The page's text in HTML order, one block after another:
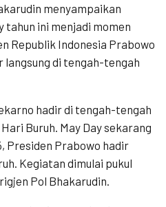
menyampaikan
tahun ini menjadi momen
Republik Indonesia Prabowo
langsung di tengah-tengah
hadir di tengah-tengah
Buruh. May Day sekarang
Presiden Prabowo hadir
Kegiatan dimulai pukul
Pol Bhakarudin.